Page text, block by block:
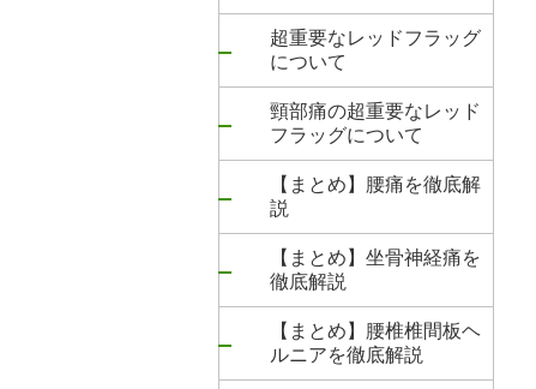
超重要なレッドフラッグ
について
頸部痛の超重要なレッド
フラッグについて
【まとめ】腰痛を徹底解
説
【まとめ】坐骨神経痛を
徹底解説
【まとめ】腰椎椎間板ヘ
ルニアを徹底解説